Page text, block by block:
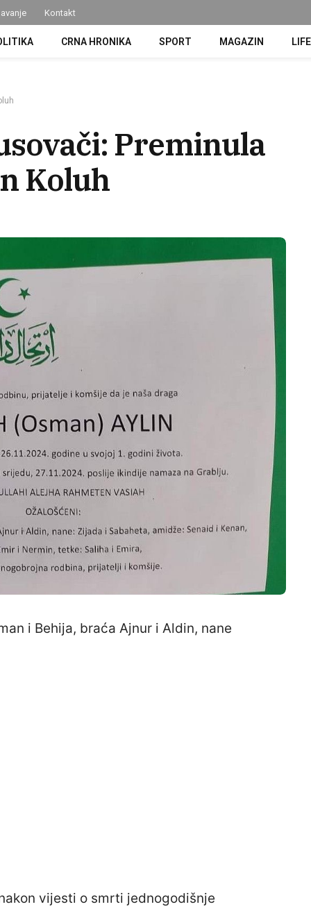
Kontakt
CRNA HRONIKA SPORT MAGAZIN
Preminula
Koluh
i Behija, braća Ajnur i Aldin, nane
vijesti o smrti jednogodišnje